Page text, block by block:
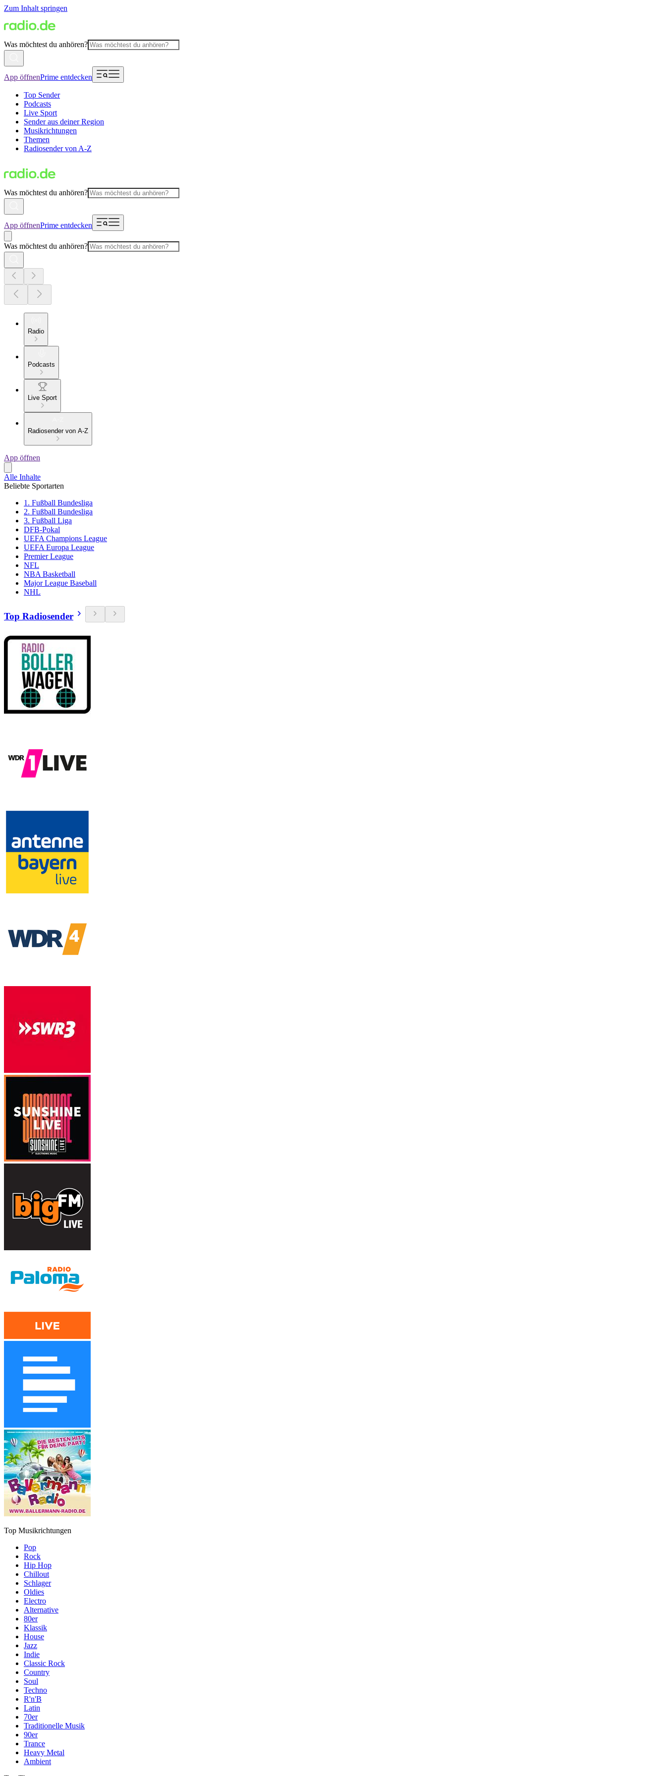
Zum Inhalt springen
Was möchtest du anhören?
App öffnenPrime entdecken
Top Sender
Podcasts
Live Sport
Sender aus deiner Region
Musikrichtungen
Themen
Radiosender von A-Z
Was möchtest du anhören?
App öffnenPrime entdecken
Was möchtest du anhören?
Radio
Podcasts
Live Sport
Radiosender von A-Z
App öffnen
Alle Inhalte
Beliebte Sportarten
1. Fußball Bundesliga
2. Fußball Bundesliga
3. Fußball Liga
DFB-Pokal
UEFA Champions League
UEFA Europa League
Premier League
NFL
NBA Basketball
Major League Baseball
NHL
Top Radiosender
Top Musikrichtungen
Pop
Rock
Hip Hop
Chillout
Schlager
Oldies
Electro
Alternative
80er
Klassik
House
Jazz
Indie
Classic Rock
Country
Soul
Techno
R'n'B
Latin
70er
Traditionelle Musik
90er
Trance
Heavy Metal
Ambient